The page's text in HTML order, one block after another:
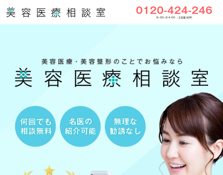
0120-424-246
9:00〜24:00／土日祝もOK